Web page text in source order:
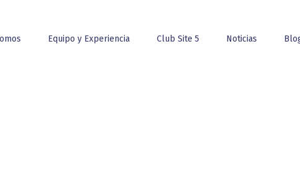
Equipo y Experiencia Club Site 5 Noticias